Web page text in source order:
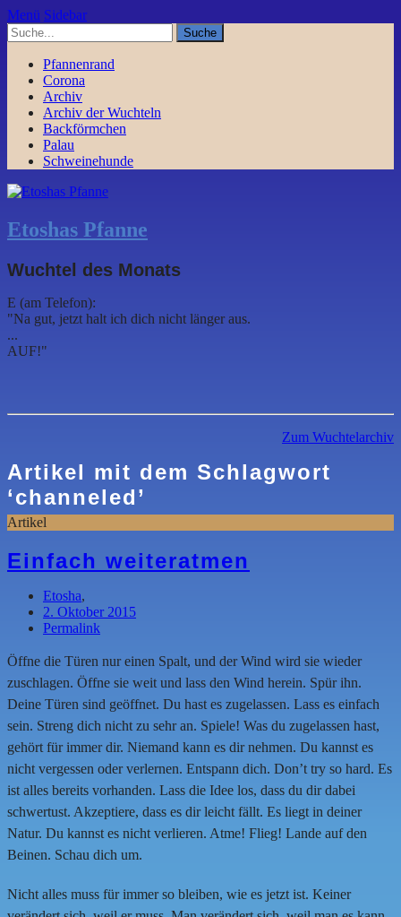
Menü Sidebar
Pfannenrand
Corona
Archiv
Archiv der Wuchteln
Backförmchen
Palau
Schweinehunde
Etoshas Pfanne
Wuchtel des Monats
E (am Telefon):
"Na gut, jetzt halt ich dich nicht länger aus.
...
AUF!"
Zum Wuchtelarchiv
Artikel mit dem Schlagwort
‘channeled’
Artikel
Einfach weiteratmen
Etosha,
2. Oktober 2015
Permalink
Öffne die Türen nur einen Spalt, und der Wind wird sie wieder
zuschlagen. Öffne sie weit und lass den Wind herein. Spür ihn.
Deine Türen sind geöffnet. Du hast es zugelassen. Lass es einfach
sein. Streng dich nicht zu sehr an. Spiele! Was du zugelassen hast,
gehört für immer dir. Niemand kann es dir nehmen. Du kannst es
nicht vergessen oder verlernen. Entspann dich. Don’t try so hard. Es
ist alles bereits vorhanden. Lass die Idee los, dass du dir dabei
schwertust. Akzeptiere, dass es dir leicht fällt. Es liegt in deiner
Natur. Du kannst es nicht verlieren. Atme! Flieg! Lande auf den
Beinen. Schau dich um.
Nicht alles muss für immer so bleiben, wie es jetzt ist. Keiner